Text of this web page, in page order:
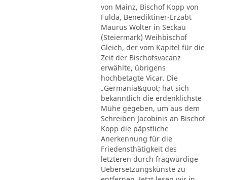
von Mainz, Bischof Kopp von
Fulda, Benediktiner-Erzabt
Maurus Wolter in Seckau
(Steiermark) Weihbischof
Gleich, der vom Kapitel für die
Zeit der Bischofsvacanz
erwählte, übrigens
hochbetagte Vicar. Die
„Germania&quot; hat sich
bekanntlich die erdenklichste
Mühe gegeben, um aus dem
Schreiben Jacobinis an Bischof
Kopp die päpstliche
Anerkennung für die
Friedensthätigkeit des
letzteren durch fragwürdige
Uebersetzungskünste zu